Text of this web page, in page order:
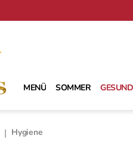
MENÜ SOMMER GESUND
| Hygiene